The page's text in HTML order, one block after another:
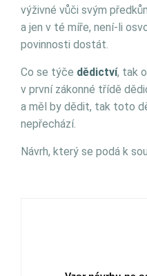
výživné vůči svým
a jen v té míře, není-li
povinnosti dostát.
Co se týče dědictví, tak
v první zákonné třídě
a měl by dědit, tak toto
nepřechází.
Návrh, který se podá k